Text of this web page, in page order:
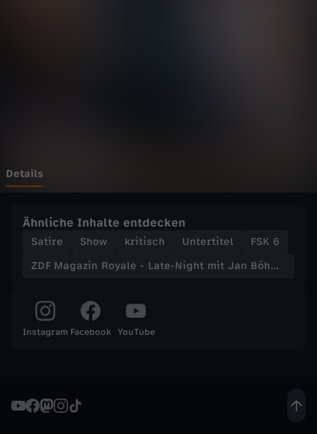
y
l
-
t
Details
Ähnliche Inhalte entdecken
Satire Show kritisch Untertitel
FSK 6
ZDF Magazin Royale - Late-Night mit Jan Böhmermann
Instagram Facebook YouTube